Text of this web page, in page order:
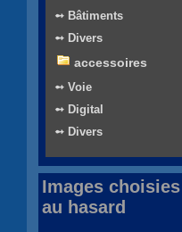
➻ Bâtiments
➻ Divers
accessoires
➻ Voie
➻ Digital
➻ Divers
Images choisies
au hasard